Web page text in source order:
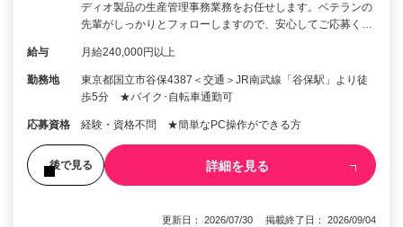
ディオ製品の生産管理事務業務をお任せします。ベテランの
先輩がしっかりとフォローしますので、安心してご応募く…
給与 月給240,000円以上
勤務地
東京都国立市谷保4387＜交通＞JR南武線「谷保駅」より徒
歩5分 ★バイク･自転車通勤可
応募資格 経験・資格不問 ★簡単なPC操作ができる方
後で見る 詳細を見る
更新日： 2026/07/30 掲載終了日： 2026/09/04